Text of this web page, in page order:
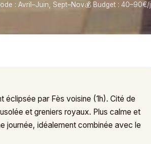
: Avril–Juin, Sept–Nov💰 Budget : 40–90€/j
éclipsée par Fès voisine (1h). Cité de
et greniers royaux. Plus calme et
journée, idéalement combinée avec le